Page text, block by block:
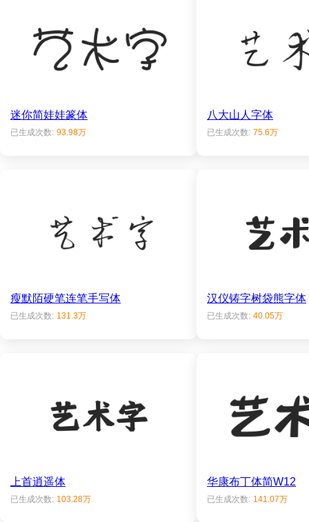
迷你简娃娃篆体
已生成次数: 93.98万
八大山人字体
已生成次数: 75.6万
瘦默陌硬笔连笔手写体
已生成次数: 131.3万
汉仪铸字树袋熊字体
已生成次数: 40.05万
上首逍遥体
已生成次数: 103.28万
华康布丁体简W12
已生成次数: 141.07万